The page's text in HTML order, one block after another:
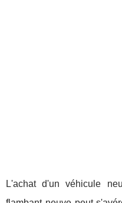
L'achat d'un véhicule